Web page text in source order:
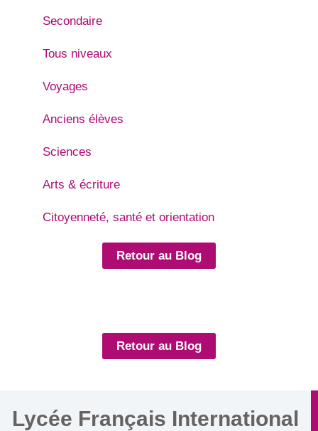
Secondaire
Tous niveaux
Voyages
Anciens élèves
Sciences
Arts & écriture
Citoyenneté, santé et orientation
Retour au Blog
Retour au Blog
Lycée Français International